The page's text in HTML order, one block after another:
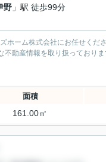
野 」駅 徒歩99分
ホーム株式会社にお任せくだ
動産情報を取り扱っておりま
面積
161.00㎡